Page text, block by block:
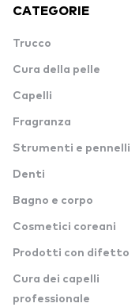
CATEGORIE
Trucco
Cura della pelle
Capelli
Fragranza
Strumenti e pennelli
Denti
Bagno e corpo
Cosmetici coreani
Prodotti con difetto
Cura dei capelli
professionale